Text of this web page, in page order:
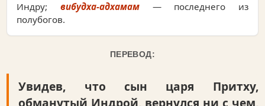
Индру; вибудха-адхамам— последнего из
полубогов.
ПЕРЕВОД:
Увидев, что сын царя Притху,
обманутый Индрой, вернулся ни с чем,